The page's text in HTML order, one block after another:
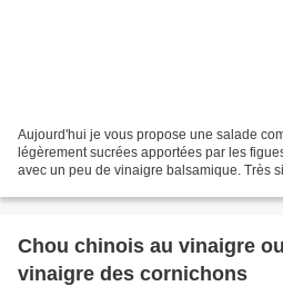
Aujourd'hui je vous propose une salade
légèrement sucrées apportées par les
avec un peu de vinaigre balsamique. Très
Chou chinois au vinaigre ou comment utiliser le
vinaigre des cornichons